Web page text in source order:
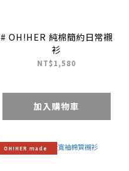
# OH!HER 純棉簡約日常襯
衫
NT$1,580
加入購物車
OH!HER made